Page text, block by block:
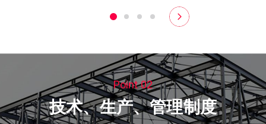
Point 02
技术、生产、管理制度